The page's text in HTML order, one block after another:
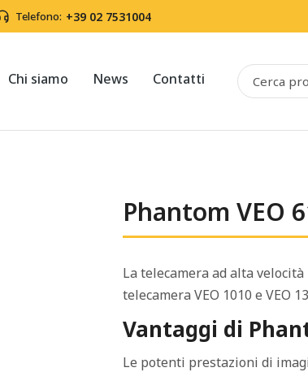
Telefono: +39 02 7531004
Chi siamo News Contatti
Phantom VEO
La telecamera ad alta
telecamera VEO 1010 e VEO
Vantaggi di
Le potenti prestazioni di